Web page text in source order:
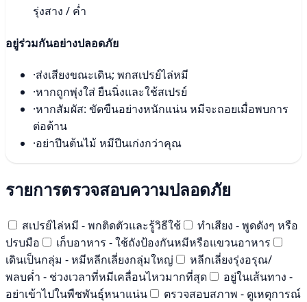
รุ่งสาง / ค่ำ
อยู่ร่วมกันอย่างปลอดภัย
·ส่งเสียงขณะเดิน; พกสเปรย์ไล่หมี
·หากถูกพุ่งใส่ ยืนนิ่งและใช้สเปรย์
·หากสัมผัส: ขัดขืนอย่างหนักแน่น หมีจะถอยเมื่อพบการ
ต่อต้าน
·อย่าปีนต้นไม้ หมีปีนเก่งกว่าคุณ
รายการตรวจสอบความปลอดภัย
สเปรย์ไล่หมี - พกติดตัวและรู้วิธีใช้
ทำเสียง - พูดดังๆ หรือ
ปรบมือ
เก็บอาหาร - ใช้ถังป้องกันหมีหรือแขวนอาหาร
เดินเป็นกลุ่ม - หมีหลีกเลี่ยงกลุ่มใหญ่
หลีกเลี่ยงรุ่งอรุณ/
พลบค่ำ - ช่วงเวลาที่หมีเคลื่อนไหวมากที่สุด
อยู่ในเส้นทาง -
อย่าเข้าไปในพืชพันธุ์หนาแน่น
ตรวจสอบสภาพ - ดูเหตุการณ์